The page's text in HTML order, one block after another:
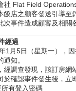
社 Flat Field
飯店之顧客發送引導至
次事件造成顧客及相關
經過
1月5日（星期一），
通知。
經調查發現，該訂房網
於確認事件發生後，立
所有登入密碼